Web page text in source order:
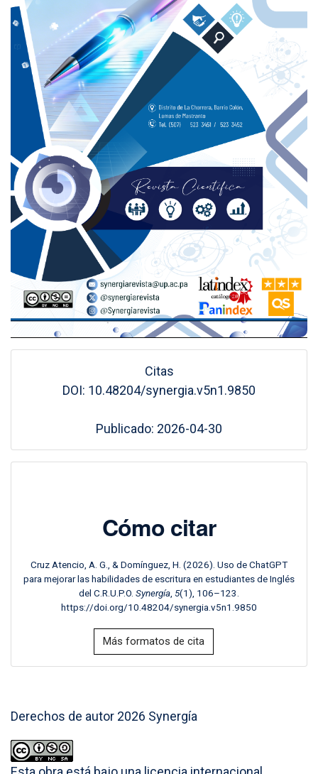
Citas
DOI: 10.48204/synergia.v5n1.9850
Publicado: 2026-04-30
Cómo citar
Cruz Atencio, A. G., & Domínguez, H. (2026). Uso de ChatGPT
para mejorar las habilidades de escritura en estudiantes de Inglés
del C.R.U.P.O. Synergía 5(1), 106–123.
https://doi.org/10.48204/synergia.v5n1.9850
Más formatos de cita
Derechos de autor 2026 Synergía